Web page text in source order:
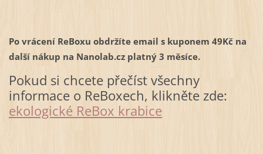
Po vrácení ReBoxu obdržíte email s kuponem 49Kč na
další nákup na Nanolab.cz platný 3 měsíce.
Pokud si chcete přečíst všechny
informace o ReBoxech, klikněte zde:
ekologické ReBox krabice